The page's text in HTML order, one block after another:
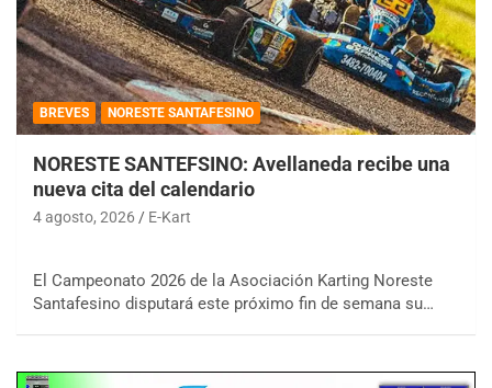
BREVES NORESTE SANTAFESINO
NORESTE SANTEFSINO: Avellaneda recibe una
nueva cita del calendario
4 agosto, 2026 E-Kart
El Campeonato 2026 de la Asociación Karting Noreste
Santafesino disputará este próximo fin de semana su…